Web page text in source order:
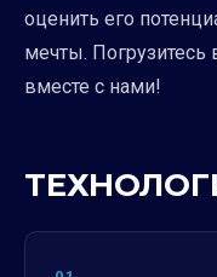
оценить его
мечты.
вместе с нами!